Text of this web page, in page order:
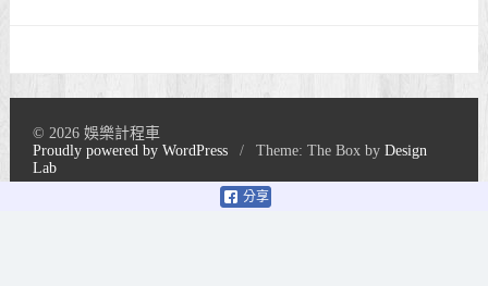
分享
© 2026 娛樂計程車
Proudly powered by WordPress
/ Theme: The Box byDesign
Lab